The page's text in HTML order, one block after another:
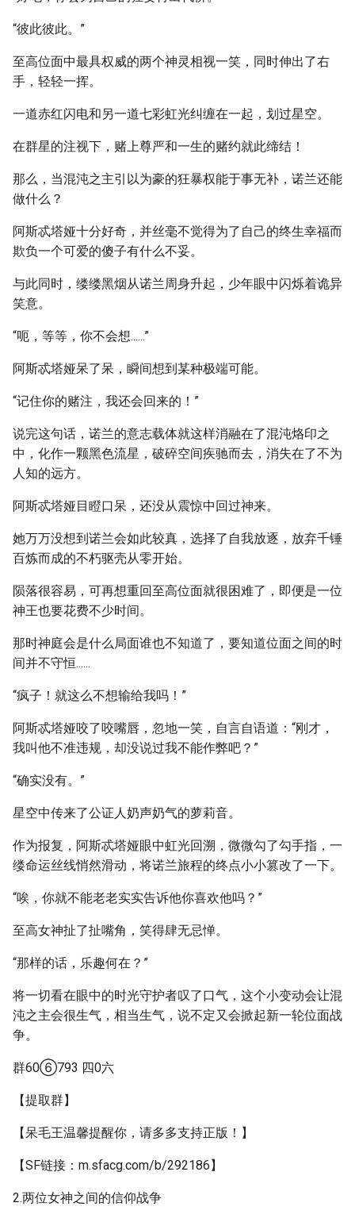
“彼此彼此。”
至高位面中最具权威的两个神灵相视一笑，同时伸出了右
手，轻轻一挥。
一道赤红闪电和另一道七彩虹光纠缠在一起，划过星空。
在群星的注视下，赌上尊严和一生的赌约就此缔结！
那么，当混沌之主引以为豪的狂暴权能于事无补，诺兰还能
做什么？
阿斯忒塔娅十分好奇，并丝毫不觉得为了自己的终生幸福而
欺负一个可爱的傻子有什么不妥。
与此同时，缕缕黑烟从诺兰周身升起，少年眼中闪烁着诡异
笑意。
“呃，等等，你不会想......”
阿斯忒塔娅呆了呆，瞬间想到某种极端可能。
“记住你的赌注，我还会回来的！”
说完这句话，诺兰的意志载体就这样消融在了混沌烙印之
中，化作一颗黑色流星，破碎空间疾驰而去，消失在了不为
人知的远方。
阿斯忒塔娅目瞪口呆，还没从震惊中回过神来。
她万万没想到诺兰会如此较真，选择了自我放逐，放弃千锤
百炼而成的不朽驱壳从零开始。
陨落很容易，可再想重回至高位面就很困难了，即便是一位
神王也要花费不少时间。
那时神庭会是什么局面谁也不知道了，要知道位面之间的时
间并不守恒......
“疯子！就这么不想输给我吗！”
阿斯忒塔娅咬了咬嘴唇，忽地一笑，自言自语道：“刚才，
我叫他不准违规，却没说过我不能作弊吧？”
“确实没有。”
星空中传来了公证人奶声奶气的萝莉音。
作为报复，阿斯忒塔娅眼中虹光回溯，微微勾了勾手指，一
缕命运丝线悄然滑动，将诺兰旅程的终点小小篡改了一下。
“唉，你就不能老老实实告诉他你喜欢他吗？”
至高女神扯了扯嘴角，笑得肆无忌惮。
“那样的话，乐趣何在？”
将一切看在眼中的时光守护者叹了口气，这个小变动会让混
沌之主会很生气，相当生气，说不定又会掀起新一轮位面战
争。
群60⑥793 四0六
【提取群】
【呆毛王温馨提醒你，请多多支持正版！】
【SF链接：m.sfacg.com/b/292186】
2.两位女神之间的信仰战争